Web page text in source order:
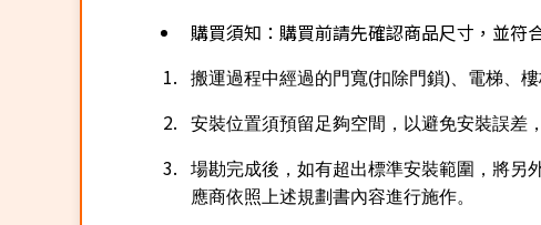
購買須知： 購買前請先確認商品尺寸，並符
搬運過程中經過的門寬(扣除門鎖)、電梯、
安裝位置須預留足夠空間，以避免安裝誤差
場勘完成後，如有超出標準安裝範圍，將另
應商依照上述規劃書內容進行施作。